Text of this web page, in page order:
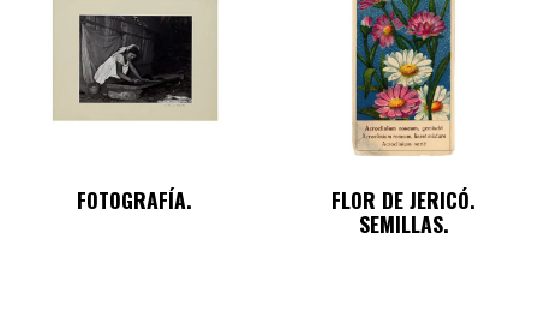
FOTOGRAFÍA. FLOR DE JERICÓ.
SEMILLAS.